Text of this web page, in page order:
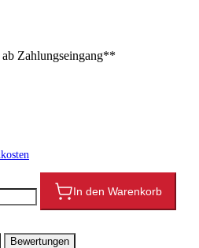
Zahlungseingang**
In den Warenkorb
Bewertungen